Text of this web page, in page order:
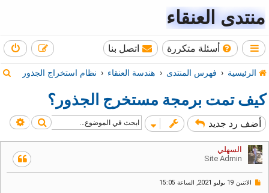
منتدى العنقاء
أسئلة متكررة اتصل بنا
الرئيسية فهرس المنتدى هندسة العنقاء نظام استخراج الجذور
كيف تمت برمجة مستخرج الجذور؟
أضف رد جديد بحث
السهلي
Site Admin
مالاثنين 19 يوليو 2021, الساعة 15:05